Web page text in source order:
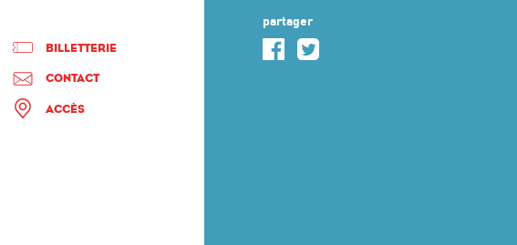
BILLETTERIE
CONTACT
ACCÈS
partager